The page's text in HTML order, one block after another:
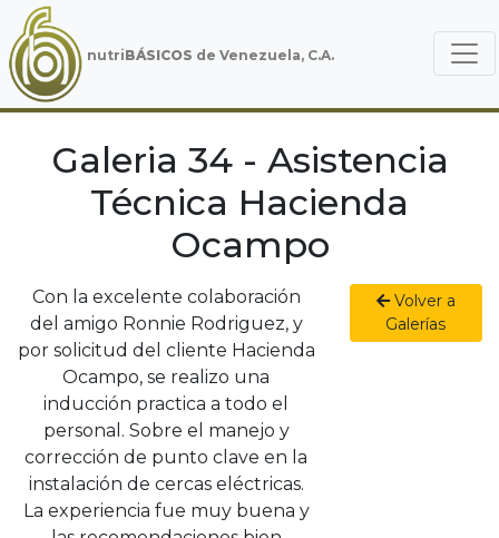
nutriBÁSICOS de Venezuela, C.A.
Galeria 34 - Asistencia
Técnica Hacienda
Ocampo
Con la excelente colaboración
del amigo Ronnie Rodriguez, y
por solicitud del cliente Hacienda
Ocampo, se realizo una
inducción practica a todo el
personal. Sobre el manejo y
corrección de punto clave en la
instalación de cercas eléctricas.
La experiencia fue muy buena y
Volver a
Galerías